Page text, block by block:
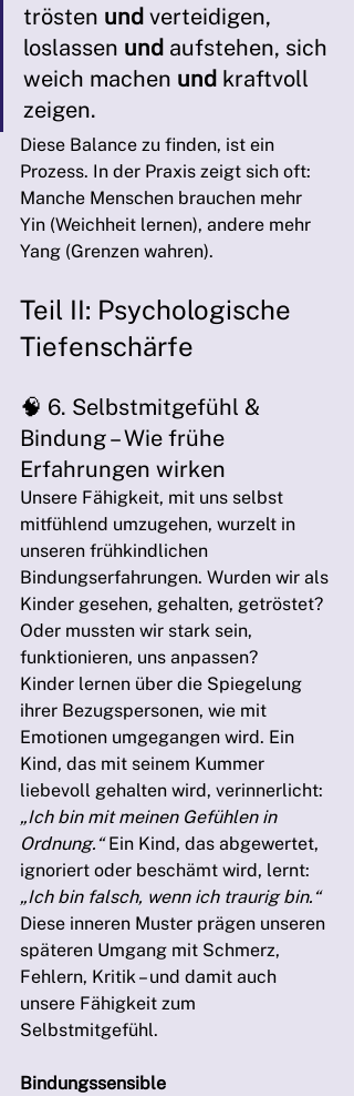
trösten und verteidigen,
loslassen und aufstehen, sich
weich machen und kraftvoll
zeigen.
Diese Balance zu finden, ist ein
Prozess. In der Praxis zeigt sich oft:
Manche Menschen brauchen mehr
Yin (Weichheit lernen), andere mehr
Yang (Grenzen wahren).
Teil II: Psychologische
Tiefenschärfe
🧠 6. Selbstmitgefühl &
Bindung – Wie frühe
Erfahrungen wirken
Unsere Fähigkeit, mit uns selbst
mitfühlend umzugehen, wurzelt in
unseren frühkindlichen
Bindungserfahrungen. Wurden wir als
Kinder gesehen, gehalten, getröstet?
Oder mussten wir stark sein,
funktionieren, uns anpassen?
Kinder lernen über die Spiegelung
ihrer Bezugspersonen, wie mit
Emotionen umgegangen wird. Ein
Kind, das mit seinem Kummer
liebevoll gehalten wird, verinnerlicht:
„Ich bin mit meinen Gefühlen in
Ordnung.“ Ein Kind, das abgewertet,
ignoriert oder beschämt wird, lernt:
„Ich bin falsch, wenn ich traurig bin.“
Diese inneren Muster prägen unseren
späteren Umgang mit Schmerz,
Fehlern, Kritik – und damit auch
unsere Fähigkeit zum
Selbstmitgefühl.
Bindungssensible